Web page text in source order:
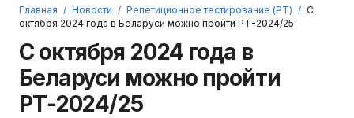
Войти
Регистрация
Прислать пароль
Главная / Новости / Репетиционное тестирование (РТ) / С
октября 2024 года в Беларуси можно пройти РТ-2024/25
С октября 2024 года в
Беларуси можно пройти
РТ-2024/25